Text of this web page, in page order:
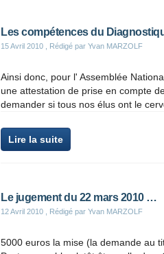
Les compétences du
15 Avril 2010 , Rédigé par Yvan MARZOLF
Ainsi donc, pour l' Assemblée
une attestation de prise en compte
demander si tous nos élus ont le
Lire la suite
Le jugement du 22 mars 2010 …
12 Avril 2010 , Rédigé par Yvan MARZOLF
5000 euros la mise (la demande au